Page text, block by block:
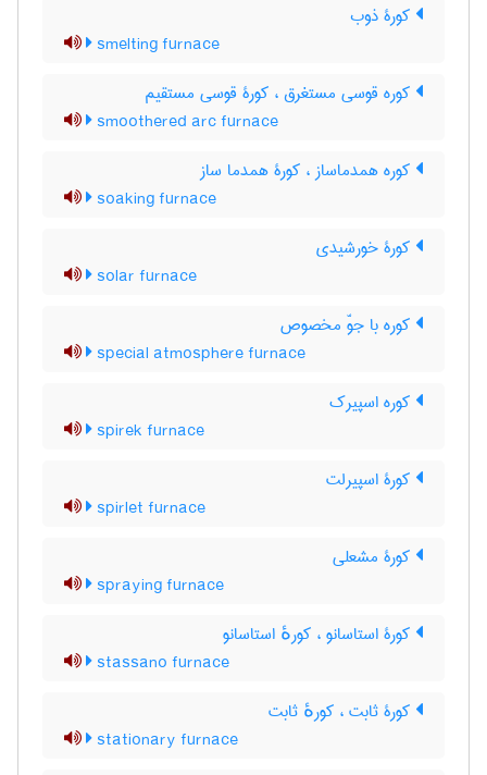
کورۀ ذوب
smelting furnace
کوره قوسی مستغرق ، کورۀ قوسی مستقیم
smoothered arc furnace
کوره همدماساز ، کورۀ همدما ساز
soaking furnace
کورۀ خورشیدی
solar furnace
کوره با جوّ مخصوص
special atmosphere furnace
کوره اسپیرک
spirek furnace
کورۀ اسپیرلت
spirlet furnace
کورۀ مشعلی
spraying furnace
کورۀ استاسانو ، کورهٔ استاسانو
stassano furnace
کورۀ ثابت ، کورهٔ ثابت
stationary furnace